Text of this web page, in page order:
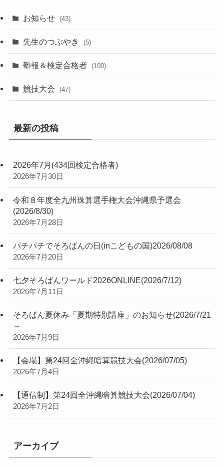
お知らせ (43)
先生のつぶやき (5)
塾報＆検定合格者 (100)
競技大会 (47)
最新の投稿
2026年7月(434回検定合格者)
2026年7月30日
令和８年度全九州珠算選手権大会沖縄県予選会
(2026/8/30)
2026年7月28日
パチパチでそろばんの日(inこどもの国)2026/08/08
2026年7月20日
七夕そろばんワールド2026ONLINE(2026/7/12)
2026年7月11日
そろばん夏休み「夏期特別講座」のお知らせ(2026/7/21
～
2026年7月9日
【会場】第24回全沖縄暗算競技大会(2026/07/05)
2026年7月4日
【通信制】第24回全沖縄暗算競技大会(2026/07/04)
2026年7月2日
アーカイブ